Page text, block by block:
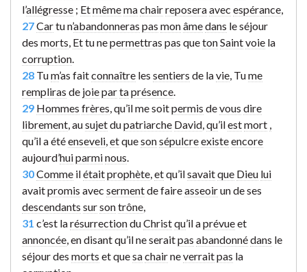
l’allégresse ; Etmêmemachairreposeraavec espérance
27Cartu n’abandonneras pas monâmedans le séjour
des morts Ettu nepermettras pas quetonSaintvoie la
corruption
28 Tum’as faitconnaître les sentiers de lavie , Tume
rempliras de joiepartaprésence
29 Hommes frères , qu’il me soitpermis devous dire
librement , ausujetdupatriarche David qu’ilestmort
qu’il a étéenseveli etquesonsépulcreexisteencore
aujourd’huiparminous
30Comme ilétaitprophète etqu’ilsavaitque Dieu lui
avaitpromis avec sermentde faireasseoirun de ses
descendants sursontrône
31 c’est larésurrectionduChristqu’il aprévueet
annoncée , en disant qu’il ne seraitpas abandonnédans le
séjour des morts et quesachairneverraitpas la